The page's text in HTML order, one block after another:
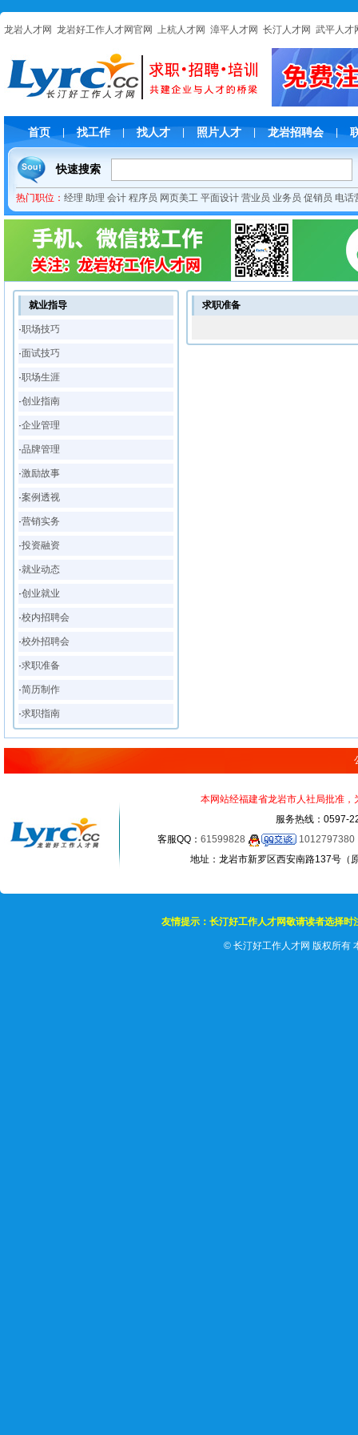
龙岩人才网 龙岩好工作人才网官网 上杭人才网 漳平人才网 长汀人才网 武平人才
首页 找工作 | 找人才 照片人才 龙岩招聘会 |
快速搜索
热门职位： 经理 助理 会计 程序员 网页美工 平面设计 营业员 业务员 促销员 电话
就业指导
·职场技巧
·面试技巧
·职场生涯
·创业指南
·企业管理
·品牌管理
·激励故事
·案例透视
·营销实务
·投资融资
·就业动态
·创业就业
·校内招聘会
·校外招聘会
·求职准备
·简历制作
·求职指南
求职准备
本网站经福建省龙岩市人社局批准
服务热线：0597-
客服QQ： 61599828
1012797380
地址：龙岩市新罗区西安南路137号（
友情提示：长汀好工作人才网敬请读者选择
© 长汀好工作人才网 版权所有